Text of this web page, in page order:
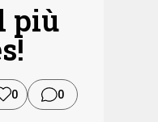
più
0 0